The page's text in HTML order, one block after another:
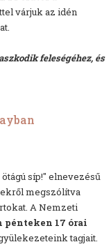
várjuk az idén
fe­le­sé­gé­hez, és
síp!" elnevezésű
megszólítva
A Nemzeti
pénteken 17 órai
tagjait.